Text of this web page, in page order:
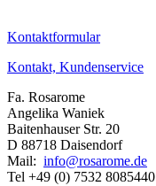
Kontaktformular
Kontakt, Kundenservice
Fa. Rosarome
Angelika Waniek
Baitenhauser Str. 20
D 88718 Daisendorf
Mail: info@rosarome.de
Tel +49 (0) 7532 8085440